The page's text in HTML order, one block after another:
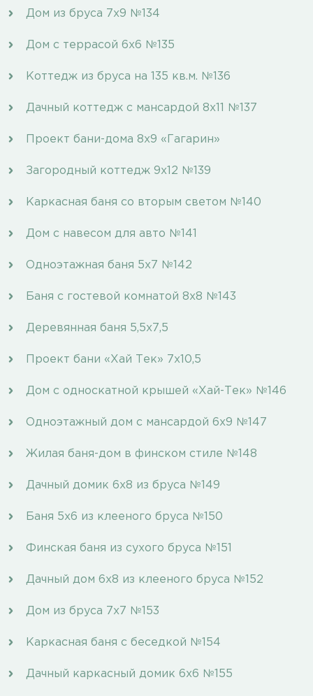
Дом из бруса 7х9 №134
Дом с террасой 6х6 №135
Коттедж из бруса на 135 кв.м. №136
Дачный коттедж с мансардой 8х11 №137
Проект бани-дома 8х9 «Гагарин»
Загородный коттедж 9х12 №139
Каркасная баня со вторым светом №140
Дом с навесом для авто №141
Одноэтажная баня 5х7 №142
Баня с гостевой комнатой 8х8 №143
Деревянная баня 5,5х7,5
Проект бани «Хай Тек» 7х10,5
Дом с односкатной крышей «Хай-Тек» №146
Одноэтажный дом с мансардой 6х9 №147
Жилая баня-дом в финском стиле №148
Дачный домик 6х8 из бруса №149
Баня 5х6 из клееного бруса №150
Финская баня из сухого бруса №151
Дачный дом 6х8 из клееного бруса №152
Дом из бруса 7х7 №153
Каркасная баня с беседкой №154
Дачный каркасный домик 6х6 №155